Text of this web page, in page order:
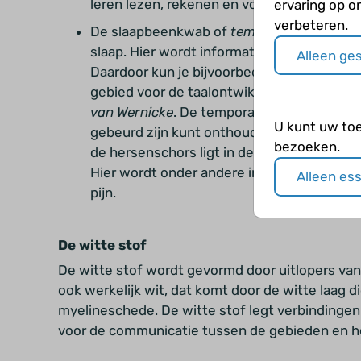
leren lezen, rekenen en voor de
De slaapbeenkwab of temporaalkwab.
slaap. Hier wordt informatie verwerkt die
Daardoor kun je bijvoorbeeld dingen
gebied voor de taalontwikkeling, ligt op
van Wernicke. De temporaalkwab zorgt er
gebeurd zijn kunt onthouden.- De
de hersenschors ligt in de groeve tussen
Hier wordt onder andere informatie
pijn.
De witte stof
De witte stof wordt gevormd door uitlopers
ook werkelijk wit, dat komt door de witte laag
myelineschede. De witte stof legt
voor de communicatie tussen de gebieden en
ervaring op
verbeteren.
Alleen
U kunt uw
bezoeken.
Alleen